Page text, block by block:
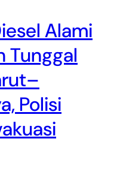
Alami
Tunggal
Polisi